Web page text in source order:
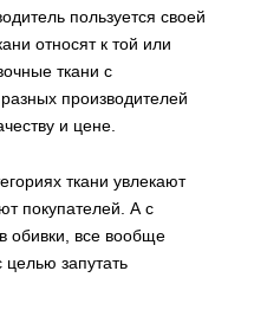
пользуется своей
относят к той или
ткани с
производителей
и цене.
ткани увлекают
покупателей. А с
обивки, все вообще
целью запутать